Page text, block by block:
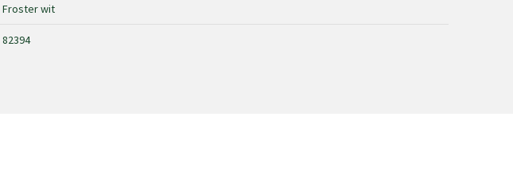
Froster wit
82394